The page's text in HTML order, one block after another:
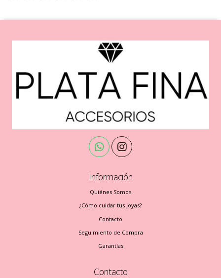
Información
Quiénes Somos
¿Cómo cuidar tus Joyas?
Contacto
Seguimiento de Compra
Garantías
Contacto